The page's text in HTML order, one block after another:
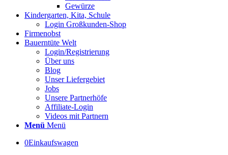
Gewürze
Kindergarten, Kita, Schule
Login Großkunden-Shop
Firmenobst
Bauerntüte Welt
Login/Registrierung
Über uns
Blog
Unser Liefergebiet
Jobs
Unsere Partnerhöfe
Affiliate-Login
Videos mit Partnern
Menü Menü
0Einkaufswagen